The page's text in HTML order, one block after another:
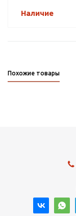
Наличие
Похожие товары